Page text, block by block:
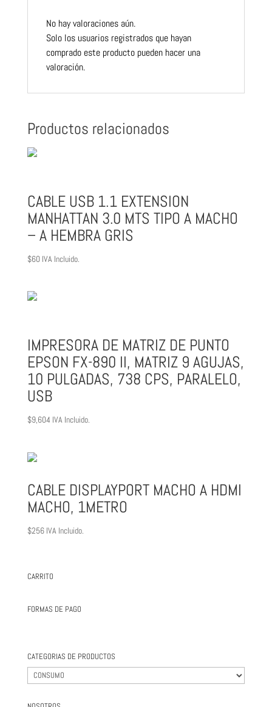
No hay valoraciones aún.
Solo los usuarios registrados que hayan
comprado este producto pueden hacer una
valoración.
Productos relacionados
CABLE USB 1.1 EXTENSION
MANHATTAN 3.0 MTS TIPO A MACHO
– A HEMBRA GRIS
$60 IVA Incluido.
IMPRESORA DE MATRIZ DE PUNTO
EPSON FX-890 II, MATRIZ 9 AGUJAS,
10 PULGADAS, 738 CPS, PARALELO,
USB
$9,604 IVA Incluido.
CABLE DISPLAYPORT MACHO A HDMI
MACHO, 1METRO
$256 IVA Incluido.
CARRITO
FORMAS DE PAGO
CATEGORIAS DE PRODUCTOS